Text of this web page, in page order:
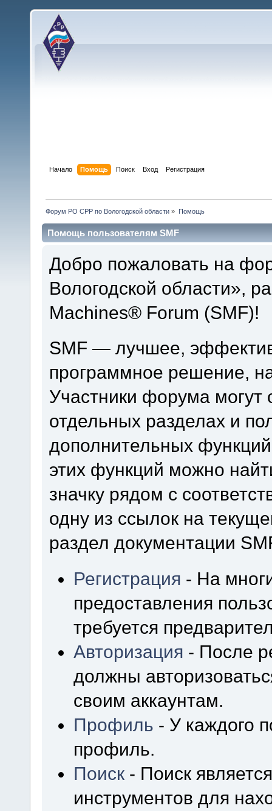
Начало Помощь Поиск Вход Регистрация
Форум РО СРР по Вологодской области » Помощь
Помощь пользователям SMF
Добро пожаловать на
Вологодской области»,
Machines® Forum (SMF)!
SMF — лучшее,
программное решение,
Участники форума
отдельных разделах и
дополнительных
этих функций можно
значку рядом с
одну из ссылок на
раздел документации
Регистрация - На
предоставления
требуется
Авторизация - После
должны
своим аккаунтам.
Профиль - У каждого
профиль.
Поиск - Поиск
инструментов для